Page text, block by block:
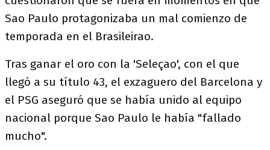
Sao Paulo protagonizaba un mal comienzo de
temporada en el Brasileirao.
Tras ganar el oro con la 'Seleçao', con el que
llegó a su título 43, el exzaguero del Barcelona y
el PSG aseguró que se había unido al equipo
nacional porque Sao Paulo le había "fallado
mucho".